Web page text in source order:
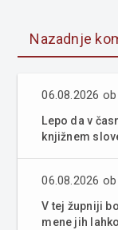
Nazadnje
06.08.2026
Lepo da v
knjižnem
06.08.2026
V tej župniji
mene jih